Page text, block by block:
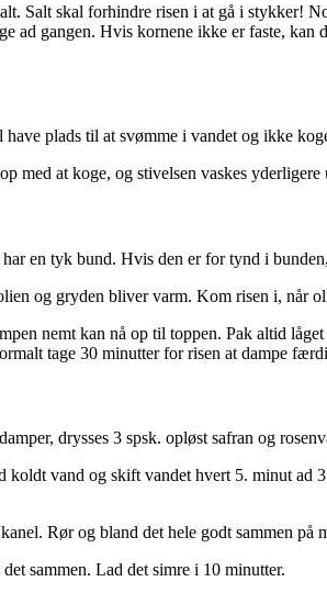
Salt skal forhindre risen i at gå i
ad gangen. Hvis kornene ikke er faste,
plads til at svømme i vandet og ikke
med at koge, og stivelsen vaskes yderligere
en tyk bund. Hvis den er for tynd i
og gryden bliver varm. Kom risen i, når
nemt kan nå op til toppen. Pak altid
tage 30 minutter for risen at dampe
drysses 3 spsk. opløst safran og
vand og skift vandet hvert 5. minut
Rør og bland det hele godt sammen på
sammen. Lad det simre i 10 minutter.